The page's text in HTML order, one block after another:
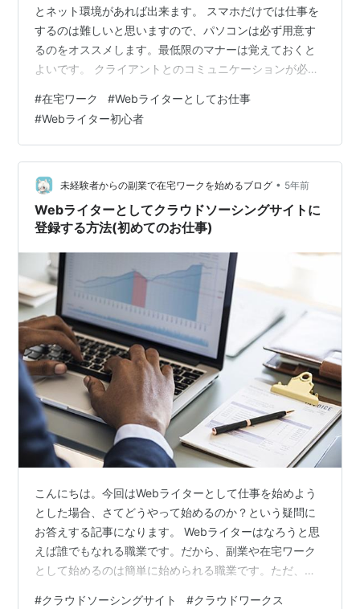
とネット環境があれば出来ます。 スマホだけでは仕事を
するのは難しいと思いますので、パソコンは必ず用意す
るのをオススメします。最低限のマナーは覚えておくと
よいです。 クライアントとのコミュニケーションが必要
ドタッチと最低限のパソコンスキルが必要。 ブラインド
タッチを身につけておくと、文章作成のスピードアップ
につながりますパソコンのスキルも初心者レベルは必
須。 ドキュメント・スプレッドシートなどを使用するこ
とがあるので使えるようにしておくとよいでしょう。
webライターの独学法 ジャンル問わず本…
#在宅ワーク #Webライターとしてお仕事
#Webライター初心者
未経験者からの副業で在宅ワークを始めるブログ • 5年前
Webライターとしてクラウドソーシングサイトに
登録する方法(初めてのお仕事)
こんにちは。今回はWebライターとして仕事を始めよう
とした場合、さてどうやって始めるのか？という疑問に
お答えする記事になります。 Webライターはなろうと思
えば誰でもなれる職業です。だから、副業や在宅ワーク
として始めるのは簡単に始められる職業です。ただ、始
#クラウドソーシングサイト #クラウドワークス